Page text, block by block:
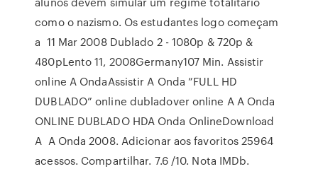
como o nazismo. Os estudantes logo começam
a 11 Mar 2008 Dublado 2 - 1080p & 720p &
480pLento 11, 2008Germany107 Min. Assistir
online A OndaAssistir A Onda ”FULL HD
DUBLADO” online dubladover online A A Onda
ONLINE DUBLADO HDA Onda OnlineDownload
A A Onda 2008. Adicionar aos favoritos 25964
acessos. Compartilhar. 7.6 /10. Nota IMDb.